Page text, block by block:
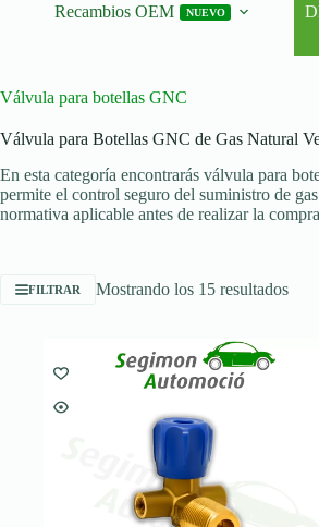
Recambios OEM NUEVO
Válvula para botellas GNC
Válvula para Botellas GNC de Gas Natural
En esta categoría encontrarás válvula para
permite el control seguro del suministro de
normativa aplicable antes de realizar la
FILTRAR Mostrando los 15 resultados